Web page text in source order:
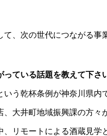
、次の世代につながる事
ている話題を教えて下さ
う乾杯条例が神奈川県
大井町地域振興課の方
リモートによる酒蔵見学